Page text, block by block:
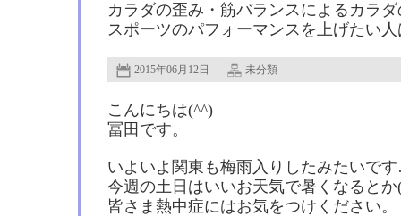
カラダの歪み・筋バランスによるカラ
スポーツのパフォーマンスを上げたい
2015年06月12日 未分類
こんにちは(^^)
冨田です。
いよいよ関東も梅雨入りしたみたいで
今週の土日はいいお天気で暑くなると
皆さま熱中症にはお気をつけください。